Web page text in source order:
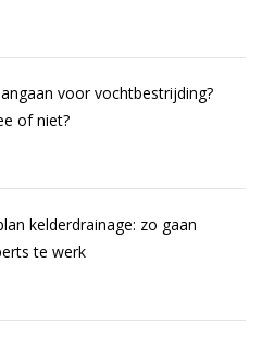
voor vochtbestrijding?
of niet?
kelderdrainage: zo gaan
te werk